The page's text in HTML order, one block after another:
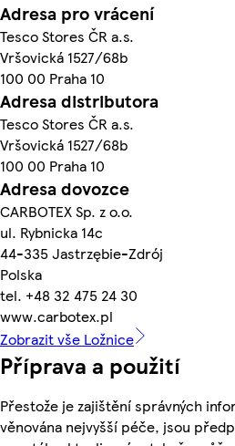
Adresa pro vrácení
Tesco Stores ČR a.s.
Vršovická 1527/68b
100 00 Praha 10
Adresa distributora
Tesco Stores ČR a.s.
Vršovická 1527/68b
100 00 Praha 10
Adresa dovozce
CARBOTEX Sp. z o.o.
ul. Rybnicka 14c
44-335 Jastrzębie-Zdrój
Polska
tel. +48 32 475 24 30
www.carbotex.pl
Zobrazit vše Ložnice
Příprava a použití
Přestože je zajištění správných
věnována nejvyšší péče, jsou